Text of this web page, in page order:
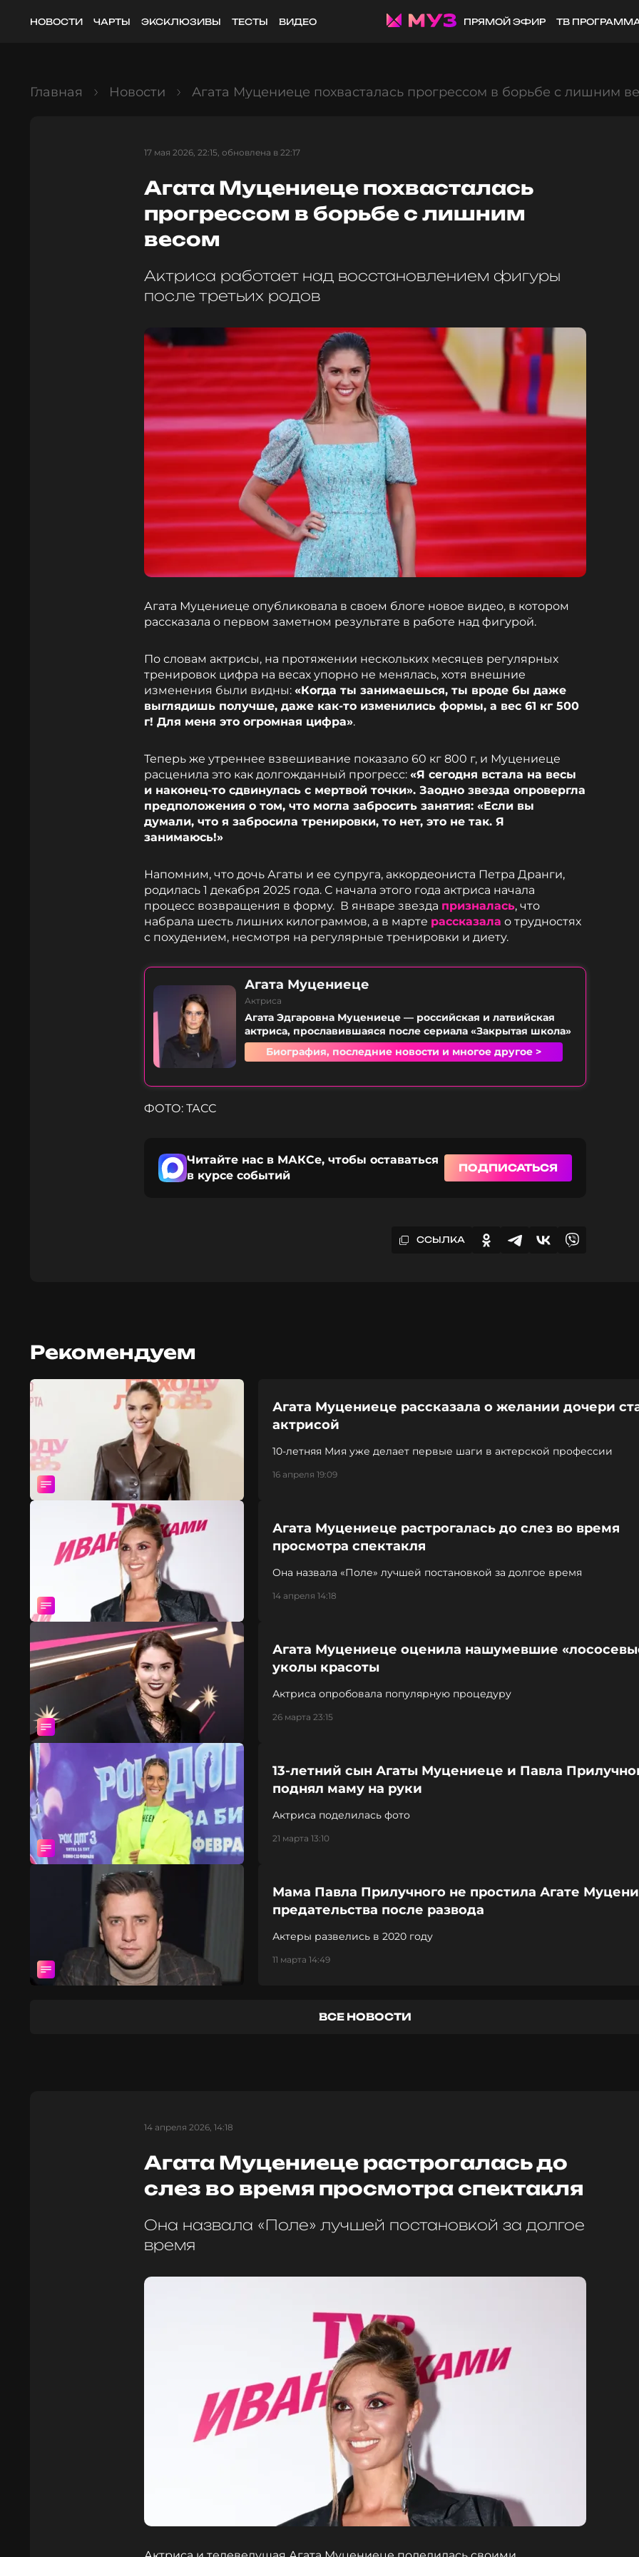
НОВОСТИ ЧАРТЫ ЭКСКЛЮЗИВЫ ТЕСТЫ ВИДЕО ПРЯМОЙ ЭФИР ТВ
Главная Новости Агата Муцениеце похвасталась прогрессом в борьбе с лишним
17 мая 2026, 22:15, обновлена в 22:17
Агата Муцениеце похвасталась
прогрессом в борьбе с лишним
весом
Актриса работает над восстановлением фигуры
после третьих родов
Агата Муцениеце опубликовала в своем блоге новое видео, в котором
рассказала о первом заметном результате в работе над фигурой.
По словам актрисы, на протяжении нескольких месяцев регулярных
тренировок цифра на весах упорно не менялась, хотя внешние
изменения были видны: «Когда ты занимаешься, ты вроде бы даже
выглядишь получше, даже как-то изменились формы, а вес 61 кг 500
г! Для меня это огромная цифра».
Теперь же утреннее взвешивание показало 60 кг 800 г, и Муцениеце
расценила это как долгожданный прогресс: «Я сегодня встала на весы
и наконец-то сдвинулась с мертвой точки». Заодно звезда опровергла
предположения о том, что могла забросить занятия: «Если вы
думали, что я забросила тренировки, то нет, это не так. Я
занимаюсь!»
Напомним, что дочь Агаты и ее супруга, аккордеониста Петра Дранги,
родилась 1 декабря 2025 года. С начала этого года актриса начала
процесс возвращения в форму. В январе звезда призналась, что
набрала шесть лишних килограммов, а в марте рассказала о трудностях
с похудением, несмотря на регулярные тренировки и диету.
Агата Муцениеце
Актриса
Агата Эдгаровна Муцениеце — российская и латвийская
актриса, прославившаяся после сериала «Закрытая школа»
Биография, последние новости и многое другое >
ФОТО: ТАСС
Читайте нас в МАКСе, чтобы оставаться
в курсе событий
ПОДПИСАТЬСЯ
ССЫЛКА
Рекомендуем
Агата Муцениеце рассказала о желании дочери
актрисой
10-летняя Мия уже делает первые шаги в актерской профессии
16 апреля 19:09
Агата Муцениеце растрогалась до слез во время
просмотра спектакля
Она назвала «Поле» лучшей постановкой за долгое время
14 апреля 14:18
Агата Муцениеце оценила нашумевшие
уколы красоты
Актриса опробовала популярную процедуру
26 марта 23:15
13-летний сын Агаты Муцениеце и Павла
поднял маму на руки
Актриса поделилась фото
21 марта 13:10
Мама Павла Прилучного не простила Агате
предательства после развода
Актеры развелись в 2020 году
11 марта 14:49
ВСЕ НОВОСТИ
14 апреля 2026, 14:18
Агата Муцениеце растрогалась до
слез во время просмотра спектакля
Она назвала «Поле» лучшей постановкой за долгое
время